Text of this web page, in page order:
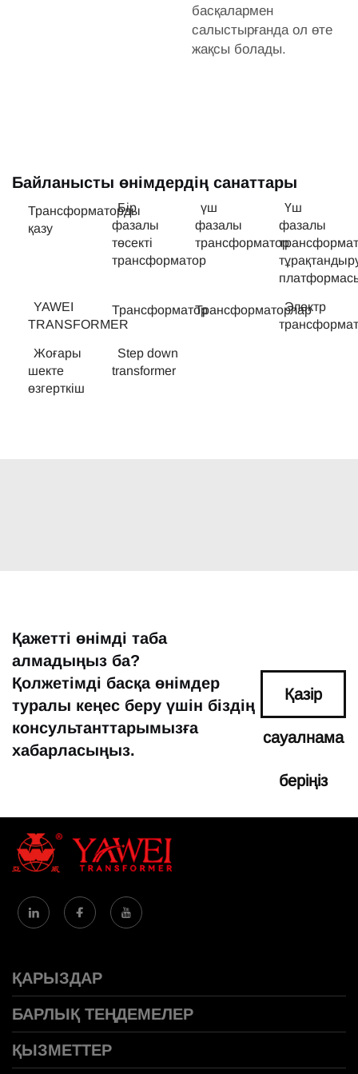
басқалармен
салыстырғанда ол өте
жақсы болады.
Байланысты өнімдердің санаттары
Трансформаторды
қазу
Бір
фазалы
төсекті
трансформатор
үш
фазалы
трансформатор
Үш
фазалы
YAWEI
TRANSFORMER
ТрансформаторТрансформаторлар
Электр
Жоғары
шекте
өзгерткіш
Step down
transformer
Қажетті өнімді таба
алмадыңыз ба?
Қолжетімді басқа өнімдер
туралы кеңес беру үшін біздің
консультанттарымызға
хабарласыңыз.
Қазір
сауалнама
беріңіз
ҚАРЫЗДАР
БАРЛЫҚ ТЕҢДЕМЕЛЕР
ҚЫЗМЕТТЕР